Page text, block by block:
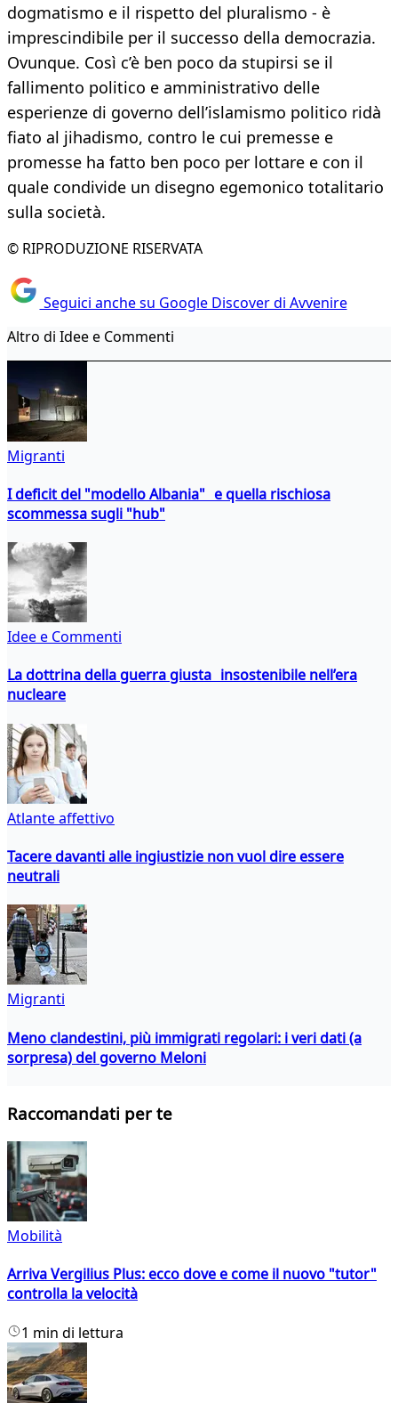
dogmatismo e il rispetto del pluralismo - è
imprescindibile per il successo della democrazia.
Ovunque. Così c’è ben poco da stupirsi se il
fallimento politico e amministrativo delle
esperienze di governo dell’islamismo politico ridà
fiato al jihadismo, contro le cui premesse e
promesse ha fatto ben poco per lottare e con il
quale condivide un disegno egemonico totalitario
sulla società.
© RIPRODUZIONE RISERVATA
Seguici anche su Google Discover di Avvenire
Altro di Idee e Commenti
Migranti
I deficit del "modello Albania" e quella rischiosa
scommessa sugli "hub"
Idee e Commenti
La dottrina della guerra giusta insostenibile nell’era
nucleare
Atlante affettivo
Tacere davanti alle ingiustizie non vuol dire essere
neutrali
Migranti
Meno clandestini, più immigrati regolari: i veri dati (a
sorpresa) del governo Meloni
Raccomandati per te
Mobilità
Arriva Vergilius Plus: ecco dove e come il nuovo "tutor"
controlla la velocità
1 min di lettura